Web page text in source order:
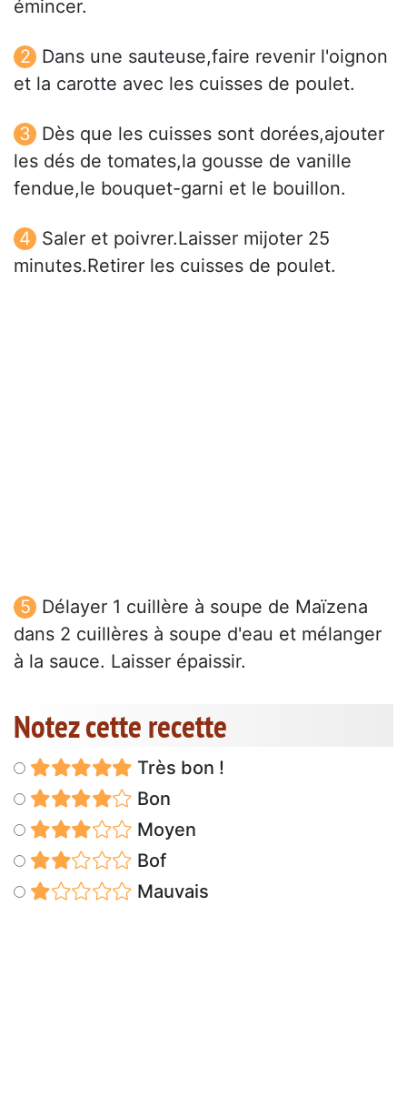
émincer.
Dans une sauteuse,faire revenir l'oignon
et la carotte avec les cuisses de poulet.
Dès que les cuisses sont dorées,ajouter
les dés de tomates,la gousse de vanille
fendue,le bouquet-garni et le bouillon.
Saler et poivrer.Laisser mijoter 25
minutes.Retirer les cuisses de poulet.
Délayer 1 cuillère à soupe de Maïzena
dans 2 cuillères à soupe d'eau et mélanger
à la sauce. Laisser épaissir.
Notez cette recette
Très bon !
Bon
Moyen
Bof
Mauvais